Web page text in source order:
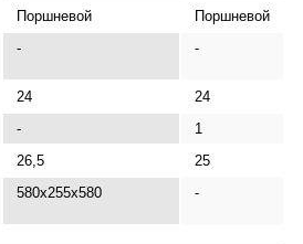
Поршневой
Поршневой
- -
24
24
-
1
26,5
25
580x255x580 -